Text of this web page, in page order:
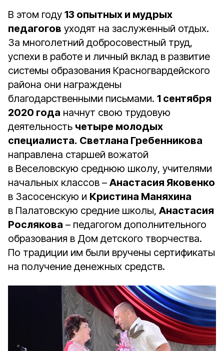
В этом году 13 опытных и мудрых
педагогов уходят на заслуженный отдых.
За многолетний добросовестный труд,
успехи в работе и личный вклад в развитие
системы образования Красногвардейского
района они награждены
благодарственными письмами. 1 сентября
2020 года начнут свою трудовую
деятельность четыре молодых
специалиста. Светлана Гребенникова
направлена старшей вожатой
в Веселовскую среднюю школу, учителями
начальных классов – Анастасия Яковенко
в Засосенскую и Кристина Маняхина
в Палатовскую средние школы, Анастасия
Рослякова – педагогом дополнительного
образования в Дом детского творчества.
По традиции им были вручены сертификаты
на получение денежных средств.